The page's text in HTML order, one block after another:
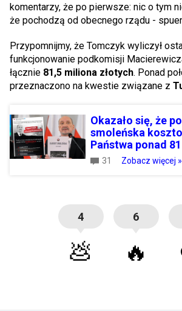
komentarzy, że po pierwsze: nic o tym
że pochodzą od obecnego rządu -
Przypomnijmy, że Tomczyk wyliczył
funkcjonowanie podkomisji
łącznie 81,5 miliona złotych. Ponad
przeznaczono na kwestie związane z
Okazało się, że
smoleńska
Państwa ponad
31 Zobacz więcej »
4
💩
6
🔥